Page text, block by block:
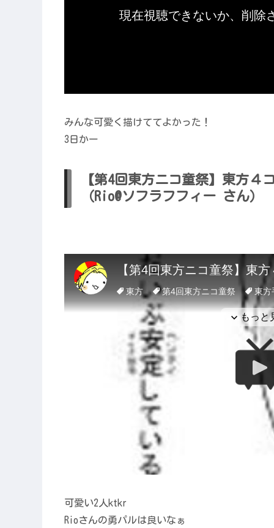
みんな可愛く描けててよかった！
3日かー
【第4回東方ニコ童祭】東方４
（Rio@ソフラフフィー さん）
可愛い2人ktkr
Rioさんの勇パルは良いなぁ